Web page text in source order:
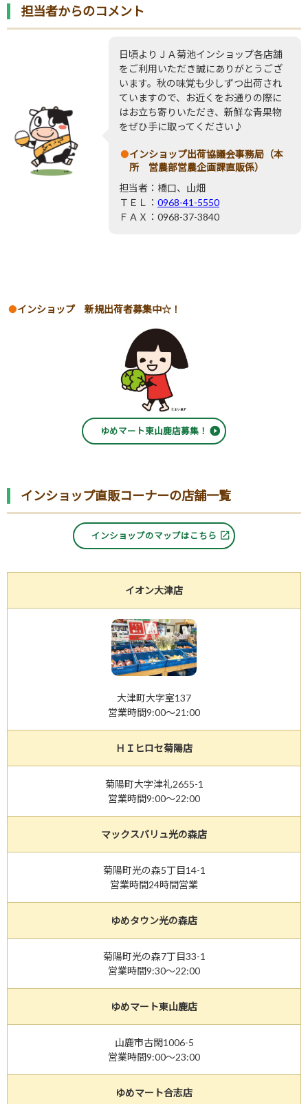
担当者からのコメント
日頃よりＪＡ菊池インショップ各店舗
をご利用いただき誠にありがとうござ
います。秋の味覚も少しずつ出荷され
ていますので、お近くをお通りの際に
はお立ち寄りいただき、新鮮な青果物
をぜひ手に取ってください♪
インショップ出荷協議会事務局（本
所 営農部営農企画課直販係）
担当者：橋口、山畑
ＴＥＬ： 0968-41-5550
ＦＡＸ：0968-37-3840
インショップ 新規出荷者募集中☆！
ゆめマート東山鹿店募集！
インショップ直販コーナーの店舗一覧
インショップのマップはこちら
イオン大津店
大津町大字室137
営業時間9:00～21:00
ＨＩヒロセ菊陽店
菊陽町大字津礼2655-1
営業時間9:00～22:00
マックスバリュ光の森店
菊陽町光の森5丁目14-1
営業時間24時間営業
ゆめタウン光の森店
菊陽町光の森7丁目33-1
営業時間9:30～22:00
ゆめマート東山鹿店
山鹿市古閑1006-5
営業時間9:00～23:00
ゆめマート合志店